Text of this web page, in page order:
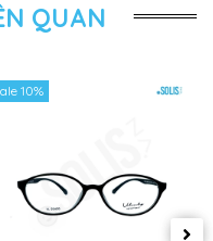
QUAN
10%